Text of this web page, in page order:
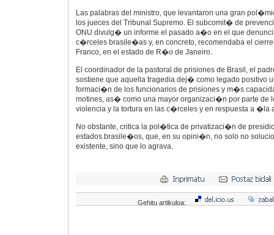
Las palabras del ministro, que levantaron una gran
los jueces del Tribunal Supremo. El subcomit� de
ONU divulg� un informe el pasado a�o en el que
c�rceles brasile�as y, en concreto, recomendaba el
Franco, en el estado de R�o de Janeiro.
El coordinador de la pastoral de prisiones de Brasil, el
sostiene que aquella tragedia dej� como legado positivo
formaci�n de los funcionarios de prisiones y m�s
motines, as� como una mayor organizaci�n por parte de
violencia y la tortura en las c�rceles y en respuesta a �la
No obstante, critica la pol�tica de privatizaci�n de
estados brasile�os, que, en su opini�n, no solo no
existente, sino que lo agrava.
Gehitu artikuloa: